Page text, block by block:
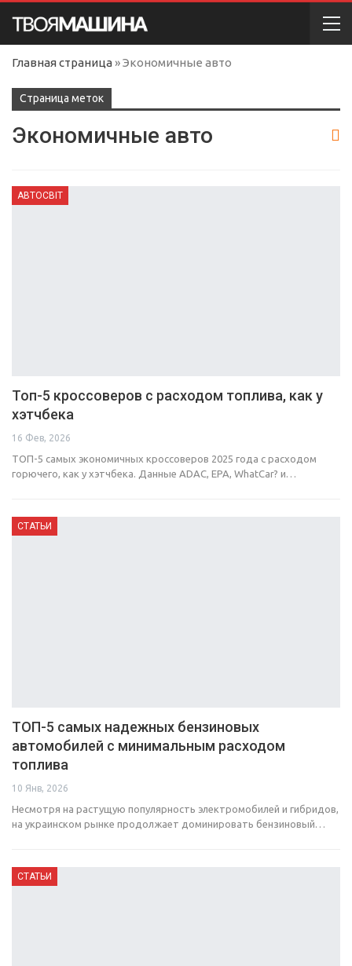
Главная страница »Экономичные авто
Cтраница меток
Экономичные авто
АВТОСВІТ
Топ-5 кроссоверов с расходом топлива, как у
хэтчбека
16 Фев, 2026
ТОП-5 самых экономичных кроссоверов 2025 года с расходом
горючего, как у хэтчбека. Данные ADAC, EPA, WhatCar? и…
СТАТЬИ
ТОП-5 самых надежных бензиновых
автомобилей с минимальным расходом
топлива
10 Янв, 2026
Несмотря на растущую популярность электромобилей и гибридов,
на украинском рынке продолжает доминировать бензиновый…
СТАТЬИ